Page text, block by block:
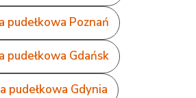
pudełkowa Poznań
pudełkowa Gdańsk
pudełkowa Gdynia